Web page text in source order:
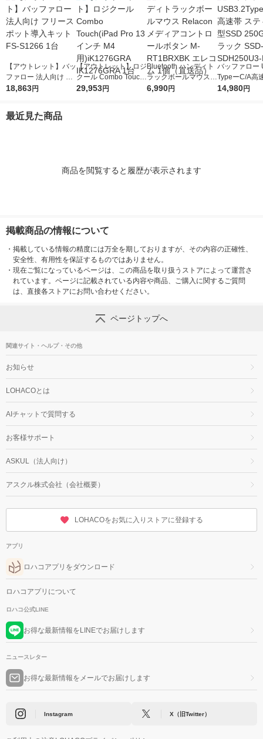
【アウトレット】バッ
ファロー 法人向け フ
リースポット導入キッ
18,863円
【アウトレット】ロジ
クール Combo Touch
(iPad Pro 13インチ M
29,953円
Bluetooth ハンディト
ラックボールマウス R
elacon メディアコン
6,990円
バッファロー
TypeーC/A高
ティック型
14,980円
最近見た商品
商品を閲覧すると履歴が表示されます
掲載商品の情報について
・ 掲載している情報の精度には万全を期しておりますが、その内容の正確性、
安全性、有用性を保証するものではありません。
・ 現在ご覧になっているページは、この商品を取り扱うストアによって運営さ
れています。ページに記載されている内容や商品、ご購入に関するご質問
は、直接各ストアにお問い合わせください。
ページトップへ
関連サイト・ヘルプ・その他
お知らせ
LOHACOとは
AIチャットで質問する
お客様サポート
ASKUL（法人向け）
アスクル株式会社（会社概要）
LOHACOをお気に入りストアに登録する
アプリ
ロハコアプリをダウンロード
ロハコアプリについて
ロハコ公式LINE
お得な最新情報をLINEでお届けします
ニュースレター
お得な最新情報をメールでお届けします
Instagram X（旧Twitter）